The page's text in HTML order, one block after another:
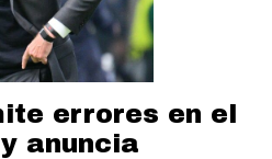
errores en el
anuncia